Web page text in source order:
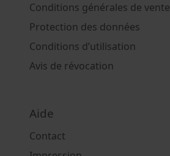
Conditions générales de vente
Protection des données
Conditions d’utilisation
Avis de révocation
Aide
Contact